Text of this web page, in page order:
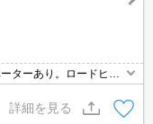
ターあり。ロードヒー
あり。コンビニへ190
詳細を見る